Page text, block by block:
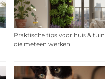
Praktische tips voor huis & tuin
die meteen werken